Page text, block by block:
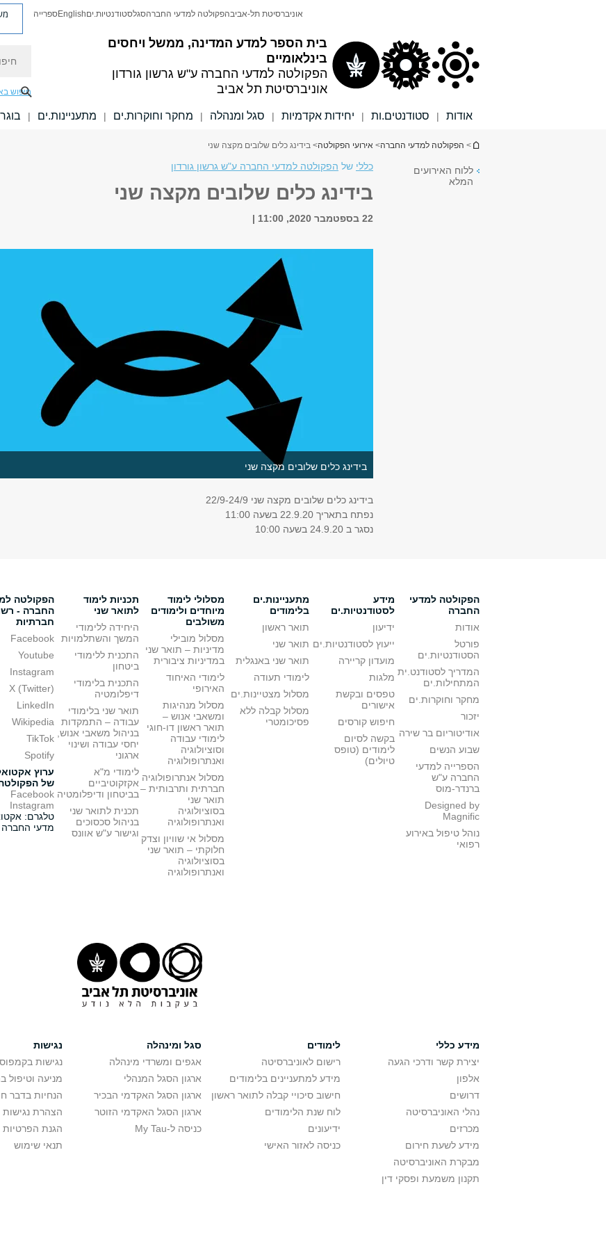
בית הספר למדע המדינה, ממשל ויחסים
בינלאומיים
הפקולטה למדעי החברה ע"ש גרשון גורדון
אוניברסיטת תל אביב
אוניברסיטת תל-אביבהפקולטה למדעי החברהסגלסטודנטיות.יםEnglishספרייה
חיפוש
אודות | סטודנטים.ות | יחידות אקדמיות | סגל ומנהלה | מחקר וחוקרות.ים | מתעניינות.ים |
הינך נמצא כאן
> הפקולטה למדעי החברה> אירועי הפקולטה> בידינג כלים שלובים מקצה שני
ללוח האירועים
המלא
כללי של הפקולטה למדעי החברה ע"ש גרשון גורדון
בידינג כלים שלובים מקצה שני
22 בספטמבר 2020, 11:00
בידינג כלים שלובים מקצה שני
בידינג כלים שלובים מקצה שני 22/9-24/9
נפתח בתאריך 22.9.20 בשעה 11:00
נסגר ב 24.9.20 בשעה 10:00
הפקולטה למדעי
החברה
אודות
פורטל
הסטודנטיות.ים
המדריך לסטודנט.ית
המתחילות.ים
מחקר וחוקרות.ים
יזכור
אודיטוריום בר שירה
שבוע הנשים
הספרייה למדעי
החברה ע"ש
ברנדר-מוס
Designed by
Magnific
נוהל טיפול באירוע
רפואי
מידע
לסטודנטיות.ים
ידיעון
ייעוץ לסטודנטיות.ים
מועדון קריירה
מלגות
טפסים ובקשת
אישורים
חיפוש קורסים
בקשה לסיום
לימודים (טופס
טיולים)
מתעניינות.ים
בלימודים
תואר ראשון
תואר שני
תואר שני באנגלית
לימודי תעודה
מסלול מצטיינות.ים
מסלול קבלה ללא
פסיכומטרי
מסלולי לימוד
מיוחדים ולימודים
משולבים
מסלול מובילי
מדיניות – תואר שני
במדיניות ציבורית
לימודי האיחוד
האירופי
מסלול מנהיגות
ומשאבי אנוש –
תואר ראשון דו-חוגי
לימודי עבודה
וסוציולוגיה
ואנתרופולוגיה
מסלול אנתרופולוגיה
חברתית ותרבותית –
תואר שני
בסוציולוגיה
ואנתרופולוגיה
מסלול אי שוויון וצדק
חלוקתי – תואר שני
בסוציולוגיה
ואנתרופולוגיה
תכניות לימוד
לתואר שני
היחידה ללימודי
המשך והשתלמויות
התכנית ללימודי
ביטחון
התכנית בלימודי
דיפלומטיה
תואר שני בלימודי
עבודה – התמקדות
בניהול משאבי אנוש,
יחסי עבודה ושינוי
ארגוני
לימודי מ"א
אקזקוטיביים
בביטחון ודיפלומטיה
תכנית לתואר שני
בניהול סכסוכים
וגישור ע"ש אוונס
הפקולטה
החברה -
חברתיות
Facebook
Youtube
Instagram
X (Twitter)
LinkedIn
Wikipedia
TikTok
Spotify
ערוץ
של
Facebook
Instagram
טלגרם:
מדעי החברה TAU
מידע כללי
יצירת קשר ודרכי הגעה
אלפון
דרושים
נהלי האוניברסיטה
מכרזים
מידע לשעת חירום
מבקרת האוניברסיטה
תקנון משמעת ופסקי דין
לימודים
רישום לאוניברסיטה
מידע למתעניינים בלימודים
חישוב סיכויי קבלה לתואר ראשון
לוח שנת הלימודים
ידיעונים
כניסה לאזור האישי
סגל ומינהלה
אגפים ומשרדי מינהלה
ארגון הסגל המנהלי
ארגון הסגל האקדמי הבכיר
ארגון הסגל האקדמי הזוטר
כניסה ל-My Tau
נגישות
נגישות בקמפוס
מניעה וטיפול
הנחיות בדבר
הצהרת נגישות
הגנת הפרטיות
תנאי שימוש